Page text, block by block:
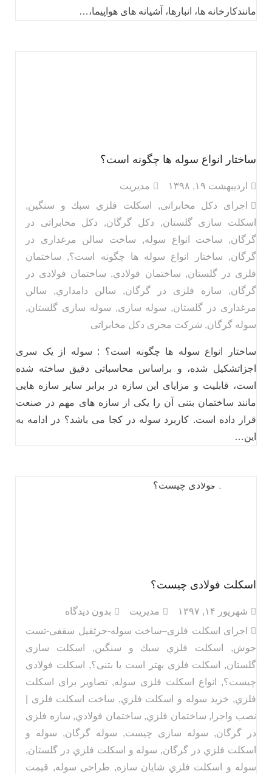
مانندکارخانه ها، انبارها، آشیانه های هواپیما،…
ساختار انواع سوله ها چگونه است؟
اردیبهشت ۱۹, ۱۳۹۸
مدیریت
اجرای دکل مخابراتی, اسكلت فلزي سبك و سنگين,
اسکلت سازی گلستان, دکل گرگان, دکل مخابراتی در
گرگان, ساخت انواع سوله, ساخت سالن مرغداری در
گرگان, ساختار انواع سوله ها چگونه است؟, ساختمان
فلزی در گلستان, ساختمان فولادي, ساختمان فولادی در
گرگان, سازه فلزی در گرگان, سالن دامداري, سالن
مرغداری در گلستان, سوله سازی, سوله سازی گلستان,
سوله گرگان, شرکت مجری دکل مخابراتی
ساختار انواع سوله ها چگونه است؟ : سوله از یک سری
اجزاتشکیل شده، و براساس محاسباتی دقیق ساخته شده
است، قابلیت و مزایای این سازه در برابر سایر سازه هایی
مانند ساختمان بتنی آن را یکی از سازه های مهم در صنعت
قرار داده است. کاربرد سوله در کجا می باشد؟ در ادامه به
این…
اسکلت فولادی چیست؟
شهریور ۱۴, ۱۳۹۷ مدیریت
بدون دیدگاه
اجرای اسکلت فلزی–ساخت سوله-جرثقیل سقفی-تست
جوش, اسكلت فلزي سبك و سنگين,
اسکلت سازی
گلستان, اسکلت فلزی بهتر است یا بتنی؟,
اسکلت فولادی
چیست؟, انواع اسکلت فلزی سوله, تصاویر برای اسكلت
فلزي, خرید سوله و اسكلت فلزي, ساخت اسکلت فلزی |
نصب واجرا , ساختمان فلزي, ساختمان فولادي, سازه فلزی
در گرگان, سوله سازی چیست, سوله گرگان, سوله و
اسكلت فلزي در گرگان, سوله و اسكلت فلزي در گلستان,
سوله و اسكلت فلزي شایان سازه, طراحی سوله, قیمت